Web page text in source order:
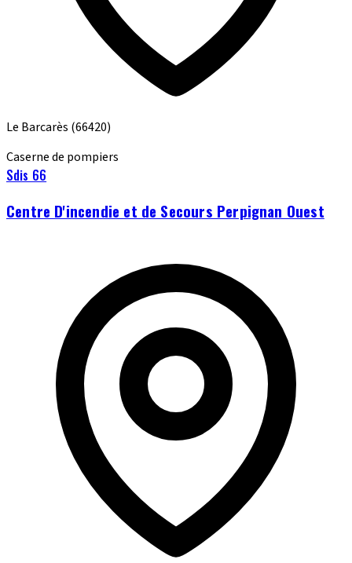
Le Barcarès (66420)
Caserne de pompiers
Sdis 66
Centre D'incendie et de Secours Perpignan Ouest